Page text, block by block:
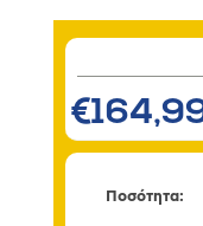
Ποσότητα: